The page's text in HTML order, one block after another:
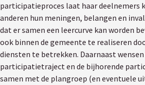
participatieproces laat haar deelnemers
anderen hun meningen, belangen en
dat er samen een leercurve kan worden
ook binnen de gemeente te realiseren
diensten te betrekken. Daarnaast
participatietraject en de bijhorende
samen met de plangroep (en eventuele